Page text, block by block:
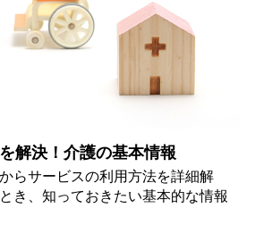
解決！介護の基本情報
らサービスの利用方法を詳細解
き、知っておきたい基本的な情報